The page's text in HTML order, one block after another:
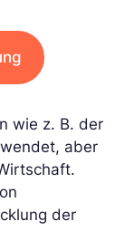
wie z. B. der
aber
der